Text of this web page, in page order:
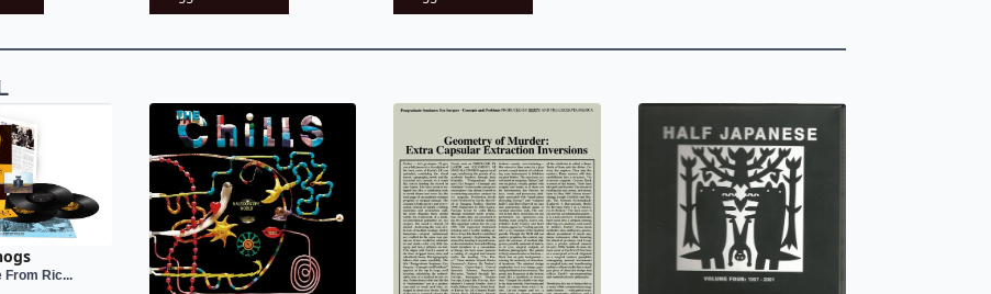
From Ric...